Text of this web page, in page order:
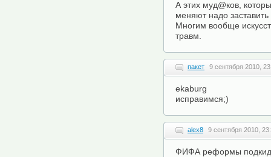
А этих муд@ков,
меняют надо
Многим вообще
травм.
пакет 9 сентября 2010,
ekaburg
исправимся;)
alex8 9 сентября 2010,
ФИФА реформы